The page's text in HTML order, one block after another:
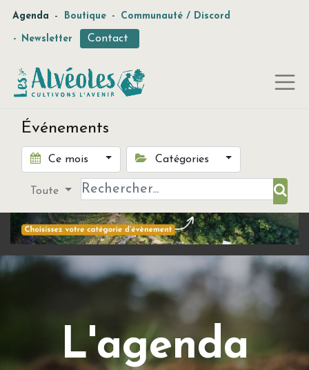
Agenda - Boutique - Communauté / Discord
- Newsletter Contact
Événements
Ce mois Catégories
Toute
L'agenda